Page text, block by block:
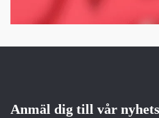
Anmäl dig till vår